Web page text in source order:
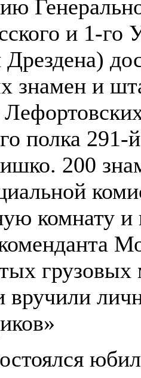
и 1-го
знамен и
полка
200
комнату
вручили